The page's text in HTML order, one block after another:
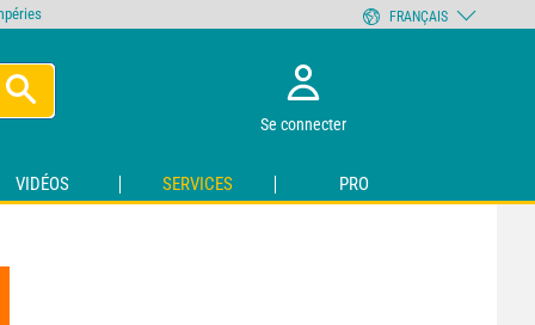
Se connecter
VIDÉOS SERVICES PRO
FRANÇAIS